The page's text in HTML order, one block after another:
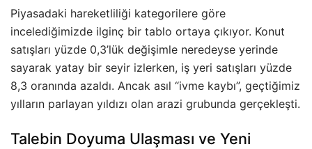
Piyasadaki hareketliliği kategorilere göre
incelediğimizde ilginç bir tablo ortaya çıkıyor. Konut
satışları yüzde 0,3’lük değişimle neredeyse yerinde
sayarak yatay bir seyir izlerken, iş yeri satışları yüzde
8,3 oranında azaldı. Ancak asıl “ivme kaybı”, geçtiğimiz
yılların parlayan yıldızı olan arazi grubunda gerçekleşti.
Talebin Doyuma Ulaşması ve Yeni